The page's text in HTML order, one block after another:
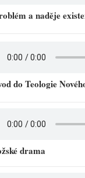
a naděje
do Teologie
drama